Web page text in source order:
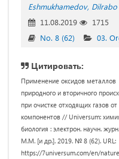
Eshmukhamedov Dilrabo
11.08.2019
1715
No. 8 (62)
03.
Цитировать:
Применение оксидов металлов
природного и вторичного
при очистке отходящих газов
компонентов // Universum:
биология : электрон. научн.
М.М. [и др.]. 2019. № 8 (62). URL:
https://7universum.com/en/